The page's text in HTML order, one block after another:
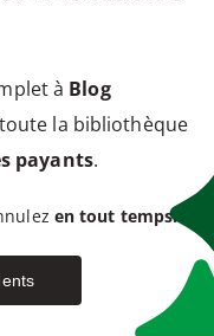
à Blog
la bibliothèque
payants.
en tout temps.